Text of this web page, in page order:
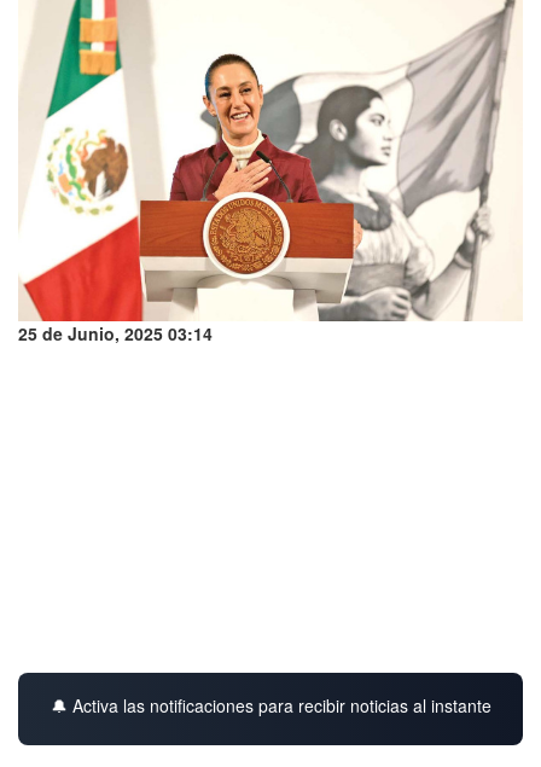
25 de Junio, 2025 03:14
🔔 Activa las notificaciones para recibir noticias al instante